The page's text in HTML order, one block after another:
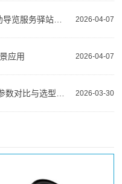
2026-04-07
2026-04-07
应用
2026-03-30